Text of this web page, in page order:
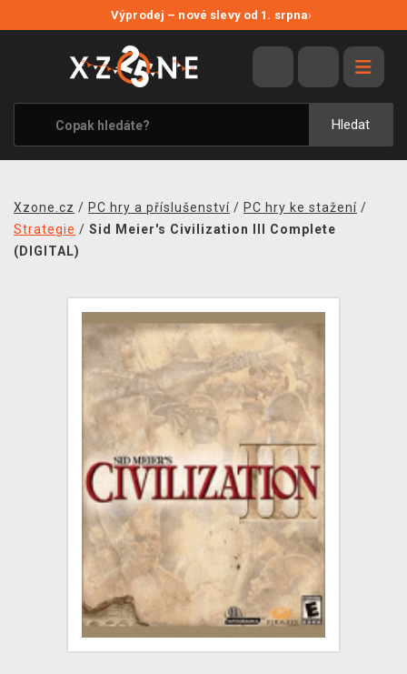
Výprodej – nové slevy od 1. srpna›
Hledat
VÝPRODEJ
VIDEOHRY
XZONE ORIGINALS
TÉMATIKY
MERCHANDISE
DOPRAVA
XZONE KLUB
TCG & BOARDGAME HUB
VÝKUP HER (BAZAR)
Xzone.cz / PC hry a příslušenství / PC hry ke stažení /
Strategie / Sid Meier's Civilization III Complete
(DIGITAL)